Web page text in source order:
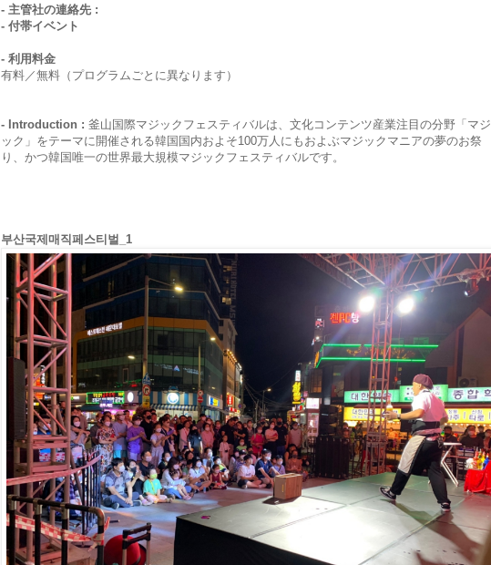
- 主管社の連絡先 :
- 付帯イベント
- 利用料金
有料／無料（プログラムごとに異なります）
- Introduction : 釜山国際マジックフェスティバルは、文化コンテンツ産業注目の分野「マジ
ック」をテーマに開催される韓国国内およそ100万人にもおよぶマジックマニアの夢のお祭
り、かつ韓国唯一の世界最大規模マジックフェスティバルです。
부산국제매직페스티벌_1